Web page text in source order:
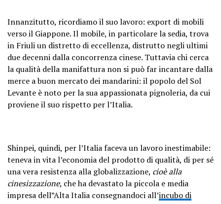
Innanzitutto, ricordiamo il suo lavoro: export di mobili
verso il Giappone. Il mobile, in particolare la sedia, trova
in Friuli un distretto di eccellenza, distrutto negli ultimi
due decenni dalla concorrenza cinese. Tuttavia chi cerca
la qualità della manifattura non si può far incantare dalla
merce a buon mercato dei mandarini: il popolo del Sol
Levante è noto per la sua appassionata pignoleria, da cui
proviene il suo rispetto per l’Italia.
Shinpei, quindi, per l’Italia faceva un lavoro inestimabile:
teneva in vita l’economia del prodotto di qualità, di per sé
una vera resistenza alla globalizzazione, cioè alla
cinesizzazione, che ha devastato la piccola e media
impresa dell”Alta Italia consegnandoci all’incubo di